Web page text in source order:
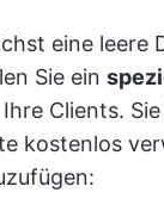
eine leere
Sie ein
Clients.
kostenlos